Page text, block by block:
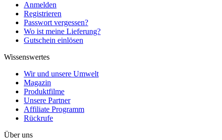
Anmelden
Registrieren
Passwort vergessen?
Wo ist meine Lieferung?
Gutschein einlösen
Wissenswertes
Wir und unsere Umwelt
Magazin
Produktfilme
Unsere Partner
Affiliate Programm
Rückrufe
Über uns